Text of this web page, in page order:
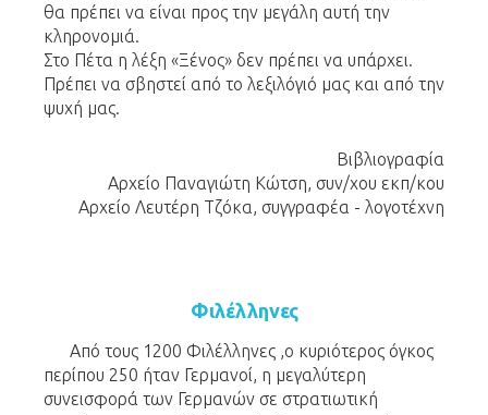
θα πρέπει να είναι προς την μεγάλη αυτή την
κληρονομιά.
Στο Πέτα η λέξη «Ξένος» δεν πρέπει να υπάρχει.
Πρέπει να σβηστεί από το λεξιλόγιό μας και από την
ψυχή μας.
Βιβλιογραφία
Αρχείο Παναγιώτη Κώτση, συν/χου εκπ/κου
Αρχείο Λευτέρη Τζόκα, συγγραφέα - λογοτέχνη
Φιλέλληνες
Από τους 1200 Φιλέλληνες ,ο κυριότερος όγκος
περίπου 250 ήταν Γερμανοί, η μεγαλύτερη
συνεισφορά των Γερμανών σε στρατιωτική